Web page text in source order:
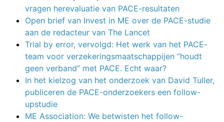
vragen herevaluatie van PACE-resultaten
Open brief van Invest in ME over de PACE-studie
aan de redacteur van The Lancet
Trial by error, vervolgd: Het werk van het PACE-
team voor verzekeringsmaatschappijen “houdt
geen verband” met PACE. Echt waar?
In het kielzog van het onderzoek van David Tuller,
publiceren de PACE-onderzoekers een follow-
upstudie
ME Association: We betwisten het follow-